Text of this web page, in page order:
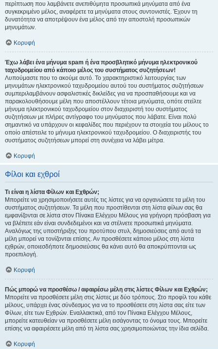
περίπτωση που λαμβάνετε ανεπιθύμητα προσωπικά μηνύματα από ένα
συγκεκριμένο μέλος, αναφέρετε τα μηνύματα στους συντονιστές. Έχουν τη
δυνατότητα να αποτρέψουν ένα μέλος από την αποστολή προσωπικών
μηνυμάτων.
Κορυφή
Έχω λάβει ένα μήνυμα spam ή ένα προσβλητικό μήνυμα ηλεκτρονικού
ταχυδρομείου από κάποιο μέλος του συστήματος συζητήσεων!
Λυπούμαστε που το ακούμε αυτό. Το χαρακτηριστικό λειτουργίας των
μηνυμάτων ηλεκτρονικού ταχυδρομείου αυτού του συστήματος συζητήσεων
συμπεριλαμβάνουν ασφαλιστικές δικλείδες για να προσπαθήσουμε και να
παρακολουθήσουμε μέλη που αποστέλλουν τέτοια μηνύματα, οπότε στείλτε
μήνυμα ηλεκτρονικού ταχυδρομείου στον διαχειριστή του συστήματος
συζητήσεων με πλήρες αντίγραφο του μηνύματος που λάβατε. Είναι πολύ
σημαντικό να υπάρχουν οι κεφαλίδες που περιέχουν τα στοιχεία του μέλους το
οποίο απέστειλε το μήνυμα ηλεκτρονικού ταχυδρομείου. Ο διαχειριστής του
συστήματος συζητήσεων μπορεί στη συνέχεια να λάβει μέτρα.
Κορυφή
Φίλοι και εχθροί
Τι είναι η λίστα Φίλων και Εχθρών;
Μπορείτε να χρησιμοποιήσετε αυτές τις λίστες για να οργανώσετε τα μέλη του
συστήματος συζητήσεων. Τα μέλη που προστίθενται στη λίστα φίλων σας θα
εμφανίζονται σε λίστα στον Πίνακα Ελέγχου Μέλους για γρήγορη πρόσβαση για
να βλέπετε εάν είναι συνδεδεμένοι και να στέλνετε προσωπικά μηνύματα.
Αναλόγως της υποστήριξης του προτύπου στυλ, δημοσιεύσεις από αυτά τα
μέλη μπορεί να τονίζονται επίσης. Αν προσθέσετε κάποιο μέλος στη λίστα
εχθρών, οποιεσδήποτε δημοσιεύσεις θα κάνει αυτό θα αποκρύπτονται ως
προεπιλογή.
Κορυφή
Πώς μπορώ να προσθέσω / αφαιρέσω μέλη στις λίστες Φίλων και Εχθρών;
Μπορείτε να προσθέσετε μέλη στις λίστες με δύο τρόπους. Στο προφίλ του κάθε
μέλους, υπάρχει ένας σύνδεσμος για να το προσθέσετε στη λίστα σας είτε των
Φίλων, είτε των Εχθρών. Εναλλακτικά, από τον Πίνακα Ελέγχου Μέλους,
μπορείτε κατευθείαν να προσθέσετε μέλη εισάγοντας το όνομα τους. Μπορείτε
επίσης να αφαιρέσετε μέλη από τη λίστα σας χρησιμοποιώντας την ίδια σελίδα.
Κορυφή